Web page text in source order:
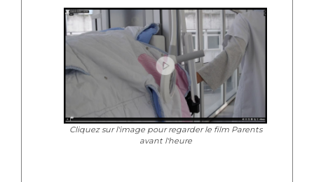
Salon des familles
Transports sanitaires
Vos droits, vos devoirs
Les structures de recherche
Écoles et Instituts de Formation
Plateforme des internes
Cliquez sur l'image pour regarder le film Parents
avant l'heure